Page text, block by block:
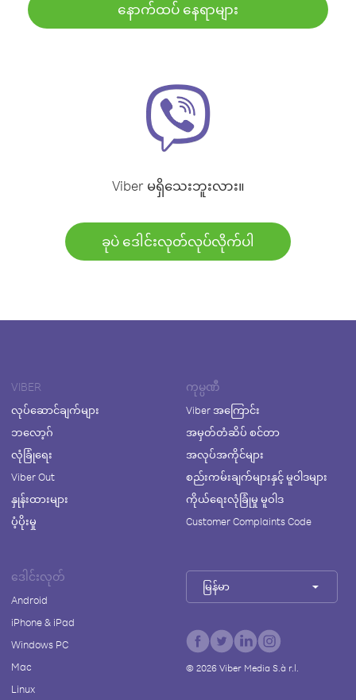
နောက်ထပ် နေရာများ
Viber မရှိသေးဘူးလား။
ခုပဲ ဒေါင်းလုတ်လုပ်လိုက်ပါ
VIBER
လုပ်ဆောင်ချက်များ
ဘလော့ဂ်
လုံခြုံရေး
Viber Out
နှုန်းထားများ
ပံ့ပိုးမှု
ကုမ္ပဏီ
Viber အကြောင်း
အမှတ်တံဆိပ် စင်တာ
အလုပ်အကိုင်များ
စည်းကမ်းချက်များနှင့် မူဝါဒများ
ကိုယ်ရေးလုံခြုံမှု မူဝါဒ
Customer Complaints Code
ဒေါင်းလုတ်
Android
iPhone & iPad
Windows PC
Mac
Linux
မြန်မာ
© 2026Viber Media S.à r.l.